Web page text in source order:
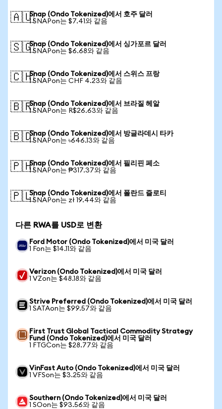
🇦🇺Snap (Ondo Tokenized)에서 호주 달러
1 SNAPon는 $7.41와 같음
🇸🇬Snap (Ondo Tokenized)에서 싱가포르 달러
1 SNAPon는 $6.68와 같음
🇨🇭Snap (Ondo Tokenized)에서 스위스 프랑
1 SNAPon는 CHF 4.23와 같음
🇧🇷Snap (Ondo Tokenized)에서 브라질 헤알
1 SNAPon는 R$26.63와 같음
🇧🇩Snap (Ondo Tokenized)에서 방글라데시 타카
1 SNAPon는 ৳646.13와 같음
🇵🇭Snap (Ondo Tokenized)에서 필리핀 페소
1 SNAPon는 ₱317.37와 같음
🇵🇱Snap (Ondo Tokenized)에서 폴란드 즐로티
1 SNAPon는 zł 19.44와 같음
다른 RWA를 USD로 변환
Ford Motor (Ondo Tokenized)에서 미국 달러
1 Fon는 $14.11와 같음
Verizon (Ondo Tokenized)에서 미국 달러
1 VZon는 $48.18와 같음
Strive Preferred (Ondo Tokenized)에서 미국 달러
1 SATAon는 $99.57와 같음
First Trust Global Tactical Commodity Strategy
Fund (Ondo Tokenized)에서 미국 달러
1 FTGCon는 $28.77와 같음
VinFast Auto (Ondo Tokenized)에서 미국 달러
1 VFSon는 $3.25와 같음
Southern (Ondo Tokenized)에서 미국 달러
1 SOon는 $93.56와 같음